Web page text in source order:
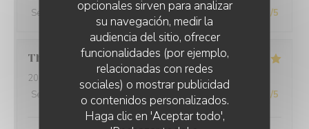
opcionales sirven para analizar
su navegación, medir la
audiencia del sitio, ofrecer
funcionalidades (por ejemplo,
relacionadas con redes
sociales) o mostrar publicidad
o contenidos personalizados.
Haga clic en 'Aceptar todo',
Servicio
/5 Ambiente: 5/5 Menú: 5 /5 Calidad / Precio /5
Thomas L
2025-12-31
- 20:00 - Invitados 2
Servicio
Ambiente : 5 Menú 5 Calidad / Precio /5